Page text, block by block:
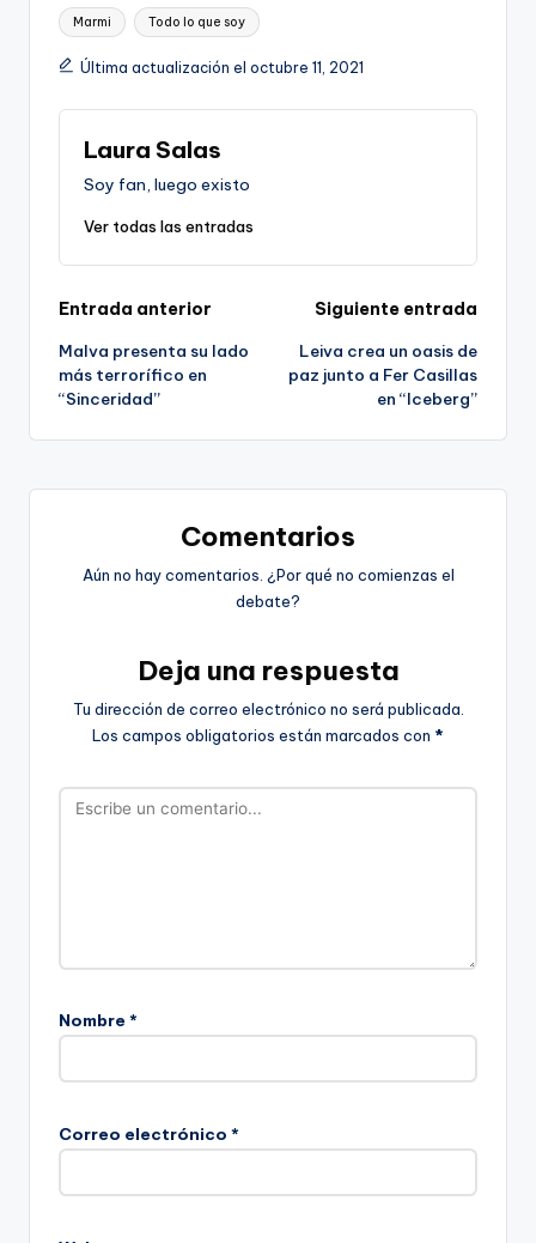
Etiquetas:
Marmi Todo lo que soy
Última actualización el octubre 11, 2021
Laura Salas
Soy fan, luego existo
Ver todas las entradas
Navegación
de
entradas
Entrada anterior
Malva presenta su lado
más terrorífico en
“Sinceridad”
Siguiente entrada
Leiva crea un oasis de
paz junto a Fer Casillas
en “Iceberg”
Comentarios
Aún no hay comentarios. ¿Por qué no comienzas el
debate?
Deja una respuesta
Tu dirección de correo electrónico no será publicada.
Los campos obligatorios están marcados con *
Nombre *
Correo electrónico *